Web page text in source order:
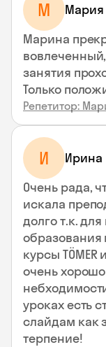
М Мария
Марина
занятия
Только
Репетитор:
И Ирина
Очень рада,
искала
долго т.к.
образования
курсы
очень
уроках есть
слайдам как
терпение!